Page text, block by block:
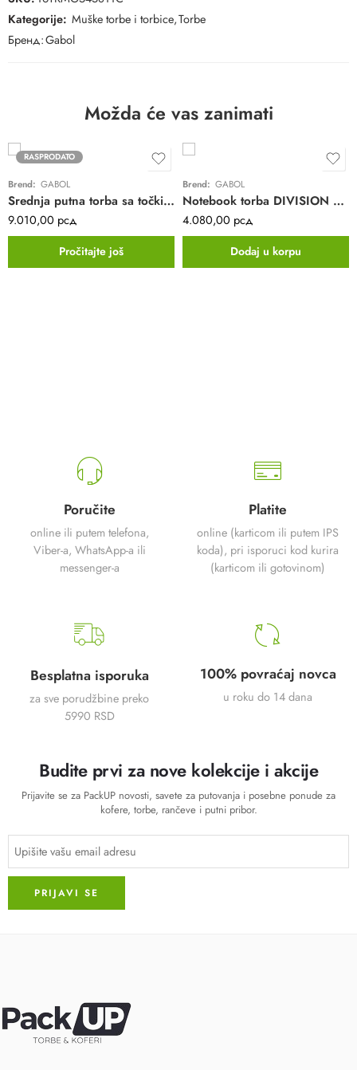
Kategorije: Muške torbe i torbice,Torbe
Бренд:Gabol
Možda će vas zanimati
RASPRODATO
Brend: GABOL
Srednja putna torba sa točkićima M Week Eco Gabol | crna | eko tekstil | 41L
9.010,00 рсд
Pročitajte još
Brend: GABOL
Notebook torba DIVISION Sleeve Gabol | crna | business | tekstil | 15,6″
4.080,00 рсд
Dodaj u korpu
Poručite
online ili putem telefona,
Viber-a, WhatsApp-a ili
messenger-a
Platite
online (karticom ili putem IPS
koda), pri isporuci kod kurira
(karticom ili gotovinom)
Besplatna isporuka
za sve porudžbine preko
5990 RSD
100% povraćaj novca
u roku do 14 dana
Budite prvi za nove kolekcije i akcije
Prijavite se za PackUP novosti, savete za putovanja i posebne ponude za
kofere, torbe, rančeve i putni pribor.